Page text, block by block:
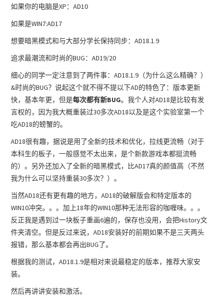
如果你的电脑是XP：AD10
如果是WIN7:AD17
想要暗黑模式和与大部分学长保持同步：AD18.1.9
追求最潮流和时尚的BUG：AD19/20
细心的同学一定注意到了两件事：AD18.1.9（为什么这么精确？）
&时尚的BUG？说起这个就不得不提以下AD的特色了：版本更新
快，基本年更，但是每次都有新BUG。我个人对AD18是比较有发
言权的，因为我大概重装过30多次AD18以及是这个实验室第一个
吃AD18的螃蟹的。
AD18很有趣，据说是用了全新的技术和优化，拉线更流畅（对于
本科生的板子，一般感觉不太出来，是个新款游戏本都挺流畅
的）。另外还加入了全新的暗黑模式，比AD17真的颜值高（不然
我为什么可以坚持重装30多次？）。
当然AD18还有更有趣的地方，AD18的破解版会和特定版本的
WIN10冲突。。。加上18年的WIN10那种无法形容的咖喱味。。。
反正我是遇到过一块板子重画6遍的，保存也没用，会把History文
件夹清空。但是反过来说，AD18安装好的前期如果不是三天两头
报错，那么基本都会再出BUG了。
根据我的测试，AD18.1.9是相对来说最稳定的版本，推荐大家安
装。
然后再讲讲安装和激活。